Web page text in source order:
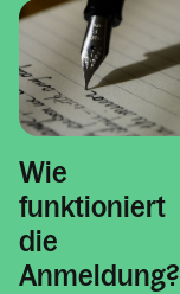
Personen
Kontakt
Wie
funktioniert
die
Anmeldung?